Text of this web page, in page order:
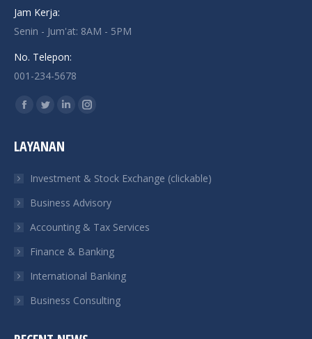
Jam Kerja:
Senin - Jum'at: 8AM - 5PM
No. Telepon:
001-234-5678
Find us on:
Facebook
opens
new
window
Twitter
opens
new
window
Linkedin
new
window
Instagram
new
window
LAYANAN
Investment & Stock Exchange (clickable)
Business Advisory
Accounting & Tax Services
Finance & Banking
International Banking
Business Consulting